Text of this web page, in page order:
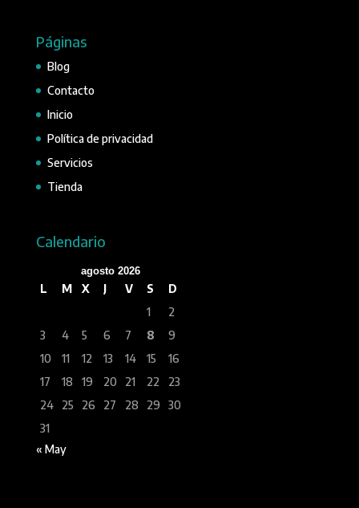
Páginas
Blog
Contacto
Inicio
Política de privacidad
Servicios
Tienda
Calendario
agosto 2026
L M X J V S
D
1
2
3
4 5 6 7 8
9
10
11 12 13 14 15
16
17
18 19 20 21 22
23
24
25 26 27 28 29
30
31
« May